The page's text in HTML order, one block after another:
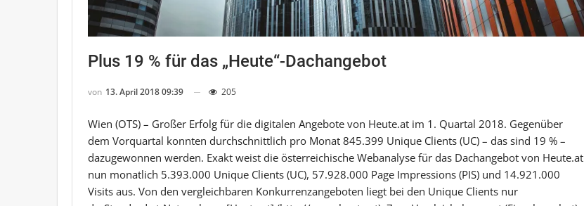
Plus 19 % für das „Heute“-Dachangebot
von 13. April 2018 09:39 205
Wien (OTS) – Großer Erfolg für die digitalen Angebote von Heute.at im 1. Quartal 2018. Gegenüber
dem Vorquartal konnten durchschnittlich pro Monat 845.399 Unique Clients (UC) – das sind 19 % –
dazugewonnen werden. Exakt weist die österreichische Webanalyse für das Dachangebot von Heute.at
nun monatlich 5.393.000 Unique Clients (UC), 57.928.000 Page Impressions (PIS) und 14.921.000
Visits aus. Von den vergleichbaren Konkurrenzangeboten liegt bei den Unique Clients nur